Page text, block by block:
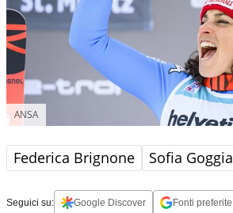
ANSA
Federica Brignone Sofia Goggia
Seguici su: Google Discover Fonti preferite